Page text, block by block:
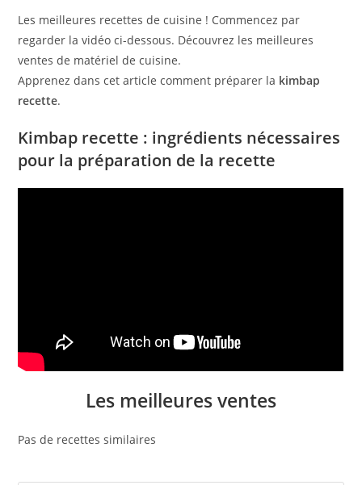
Les meilleures recettes de cuisine ! Commencez par
regarder la vidéo ci-dessous. Découvrez les meilleures
ventes de matériel de cuisine.
Apprenez dans cet article comment préparer la kimbap
recette.
Kimbap recette : ingrédients nécessaires
pour la préparation de la recette
Les meilleures ventes
Pas de recettes similaires